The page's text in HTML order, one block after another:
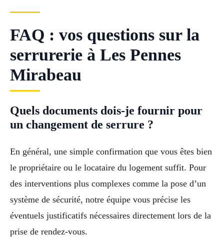
FAQ : vos questions sur la
serrurerie à Les Pennes
Mirabeau
Quels documents dois-je fournir pour
un changement de serrure ?
En général, une simple confirmation que vous êtes bien
le propriétaire ou le locataire du logement suffit. Pour
des interventions plus complexes comme la pose d’un
système de sécurité, notre équipe vous précise les
éventuels justificatifs nécessaires directement lors de la
prise de rendez-vous.